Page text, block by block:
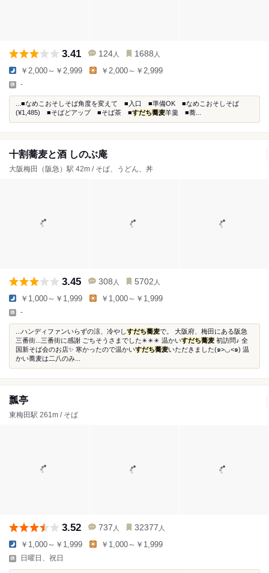
3.41 124 人 1688 人
￥2,000～￥2,999 ￥2,000～￥2,999
-
...■なめこおそしそば角度を変えて ■入口 ■準備OK ■なめこおそしそば
(¥1,485) ■そばどアップ ■そば茶 ■すだち蕎麦羊羹 ■蕎...
十割蕎麦と酒 しのぶ庵
大阪梅田（阪急）駅 42m / そば、うどん、丼
3.45 308 人 5702 人
￥1,000～￥1,999 ￥1,000～￥1,999
-
...ハンディファンいらずの涼、冷やしすだち蕎麦で。 大阪府、梅田にある阪急
三番街...三番街に感謝 ごちそうさまでした✴️✴️✴️ 温かいすだち蕎麦 初訪問♪ 全
国新そば会のお店✨ 寒かったので温かいすだち蕎麦いただきました(๑>◡<๑) 温
かい蕎麦は二八のみ...
瓢亭
東梅田駅 261m / そば
3.52 737 人 32377 人
￥1,000～￥1,999 ￥1,000～￥1,999
日曜日、祝日